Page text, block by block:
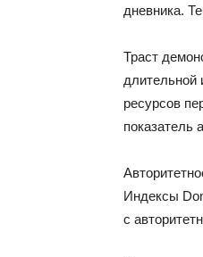
дневника.
Траст
длительной
ресурсов
показатель
Индексы
с